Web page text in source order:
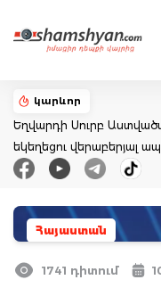
կարևոր
Եղվարդի Սուրբ
եկեղեցու վերաբերյալ
Հայաստան
1741 դիտում